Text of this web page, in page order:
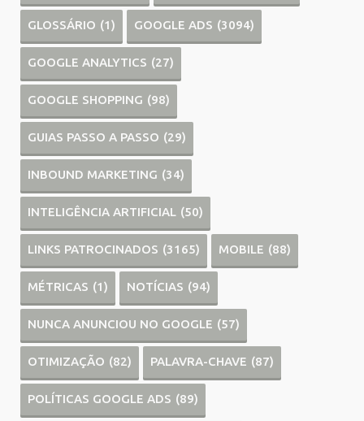
GLOSSÁRIO (1) GOOGLE ADS (3094)
GOOGLE ANALYTICS (27)
GOOGLE SHOPPING (98)
GUIAS PASSO A PASSO (29)
INBOUND MARKETING (34)
INTELIGÊNCIA ARTIFICIAL (50)
LINKS PATROCINADOS (3165) MOBILE (88)
MÉTRICAS (1) NOTÍCIAS (94)
NUNCA ANUNCIOU NO GOOGLE (57)
OTIMIZAÇÃO (82) PALAVRA-CHAVE (87)
POLÍTICAS GOOGLE ADS (89)